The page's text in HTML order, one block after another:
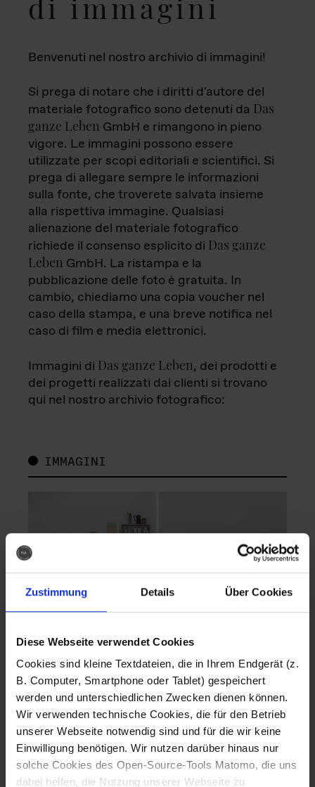
Zustimmung Details Über Cookies
Diese Webseite verwendet Cookies
Cookies sind kleine Textdateien, die in Ihrem Endgerät (z.
B. Computer, Smartphone oder Tablet) gespeichert
werden und unterschiedlichen Zwecken dienen können.
Wir verwenden technische Cookies, die für den Betrieb
unserer Webseite notwendig sind und für die wir keine
Einwilligung benötigen. Wir nutzen darüber hinaus nur
solche Cookies des Open-Source-Tools Matomo, die uns
dabei helfen, die Nutzung unserer Webseite zu
Benvenuti nel nostro archivio di immagini!
Si prega di notare che i diritti d'autore del
materiale fotografico sono detenuti da Das
ganze Leben GmbH e rimangono in pieno
vigore. Le immagini possono essere
utilizzate per scopi editoriali e scientifici. Si
prega di allegare sempre le informazioni
sulla fonte, che troverete salvata insieme
alla rispettiva immagine. Qualsiasi
alienazione del materiale fotografico
richiede il consenso esplicito di Das ganze
Leben GmbH. La ristampa e la
pubblicazione delle foto è gratuita. In
cambio, chiediamo una copia voucher nel
caso della stampa, e una breve notifica nel
caso di film e media elettronici.
Immagini di Das ganze Leben, dei prodotti e
dei progetti realizzati dai clienti si trovano
qui nel nostro archivio fotografico:
IMMAGINI
Fotografo: Lorenz
Sternbach
Download
Fotografo: Lorenz
Sternbach
Download